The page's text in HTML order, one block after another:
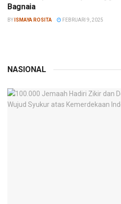
Bagnaia
BY ISMAYA ROSITA FEBRUARI 9, 2025
NASIONAL